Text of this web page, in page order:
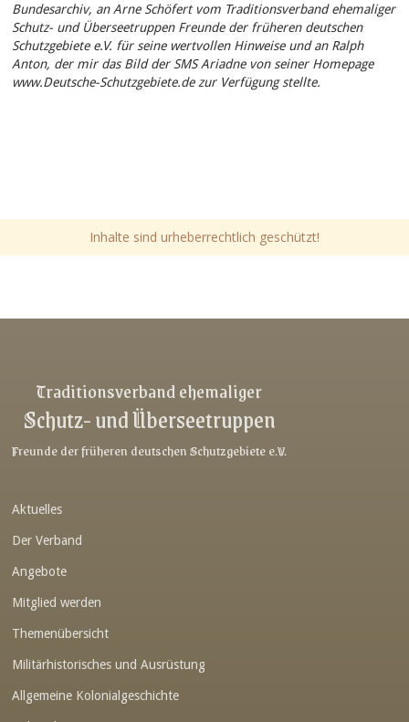
Bundesarchiv, an Arne Schöfert vom Traditionsverband ehemaliger
Schutz- und Überseetruppen Freunde der früheren deutschen
Schutzgebiete e.V. für seine wertvollen Hinweise und an Ralph
Anton, der mir das Bild der SMS Ariadne von seiner Homepage
www.Deutsche-Schutzgebiete.de zur Verfügung stellte.
Inhalte sind urheberrechtlich geschützt!
Traditionsverband ehemaliger
Schutz- und Überseetruppen
Freunde der früheren deutschen Schutzgebiete e.V.
Aktuelles
Der Verband
Angebote
Mitglied werden
Themenübersicht
Militärhistorisches und Ausrüstung
Allgemeine Kolonialgeschichte